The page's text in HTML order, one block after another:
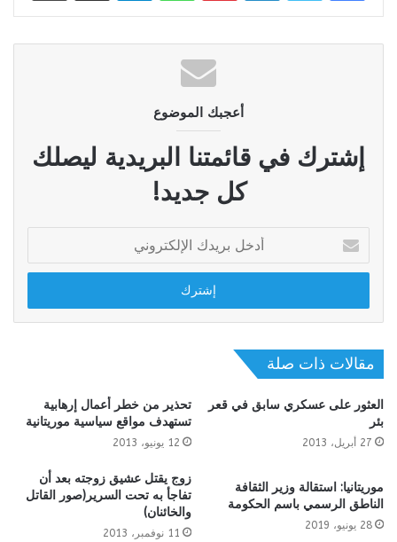
أعجبك الموضوع
إشترك في قائمتنا البريدية ليصلك
كل جديد!
بريدك
الإلكتروني
مقالات ذات صلة
العثور على عسكري سابق في قعر
بئر
27 أبريل، 2013
تحذير من خطر أعمال إرهابية
تستهدف مواقع سياسية موريتانية
12 يونيو، 2013
موريتانيا: استقالة وزير الثقافة
الناطق الرسمي باسم الحكومة
28 يونيو، 2019
زوج يقتل عشيق زوجته بعد أن
تفاجأ به تحت السرير(صور القاتل
والخائنان)
11 نوفمبر، 2013